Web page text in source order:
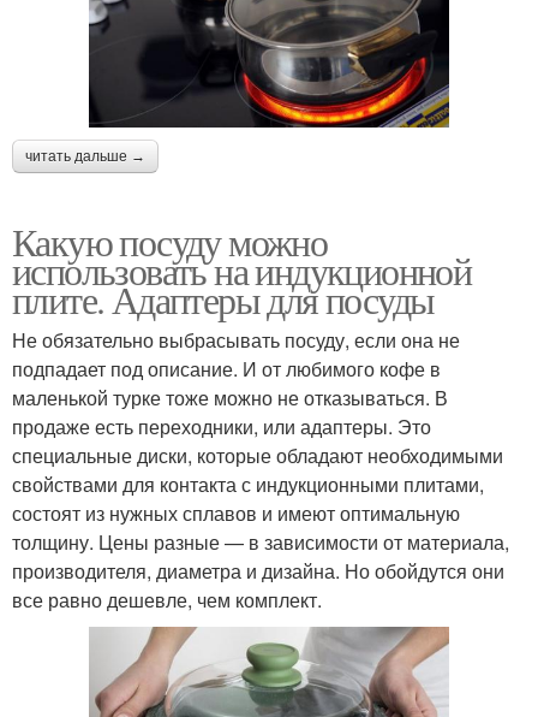
читать дальше →
Какую посуду можно
использовать на индукционной
плите. Адаптеры для посуды
Не обязательно выбрасывать посуду, если она не
подпадает под описание. И от любимого кофе в
маленькой турке тоже можно не отказываться. В
продаже есть переходники, или адаптеры. Это
специальные диски, которые обладают необходимыми
свойствами для контакта с индукционными плитами,
состоят из нужных сплавов и имеют оптимальную
толщину. Цены разные — в зависимости от материала,
производителя, диаметра и дизайна. Но обойдутся они
все равно дешевле, чем комплект.